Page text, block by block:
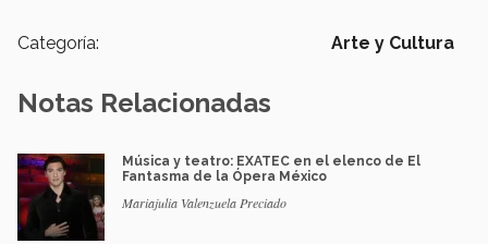
Categoría: Arte y Cultura
Notas Relacionadas
Música y teatro: EXATEC en el elenco de El
Fantasma de la Ópera México
Mariajulia Valenzuela Preciado